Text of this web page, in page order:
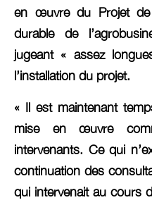
en œuvre du Projet de
durable de
jugeant « assez
l’installation du projet.
« Il est maintenant
mise en œuvre
intervenants. Ce qui
continuation des
qui intervenait au cours